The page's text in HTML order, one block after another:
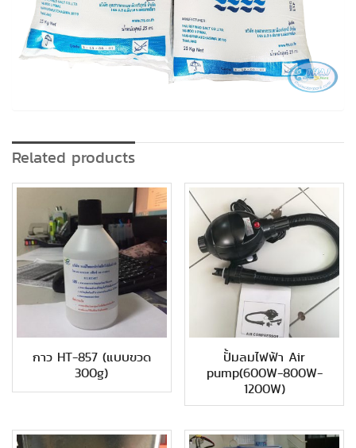
Related products
กาว HT-857 (แบบขวด
300g)
ปั้มลมไฟฟ้า Air
pump(600W-800W-
1200W)